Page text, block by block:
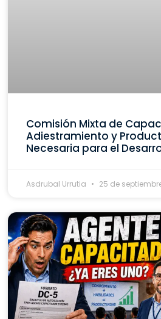
Comisión Mixta de
Adiestramiento y
Necesaria para el
Asdrubal Urrutia 25 de